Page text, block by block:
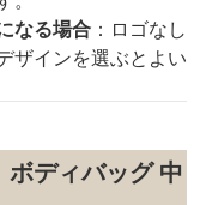
なる場合 ：ロゴなし
ザインを選ぶとよい
ディバッグ 中